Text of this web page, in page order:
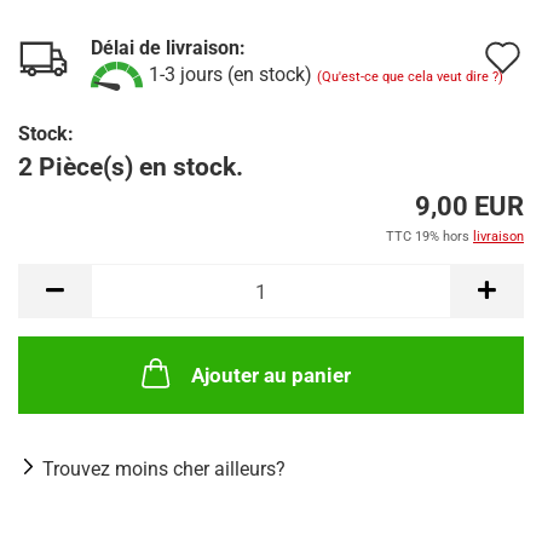
Délai de livraison:
1-3 jours (en stock) (Qu'est-ce que cela veut dire ?)
Stock:
2 Pièce(s) en stock.
9,00 EUR
TTC 19% hors livraison
Ajouter au panier
Trouvez moins cher ailleurs?